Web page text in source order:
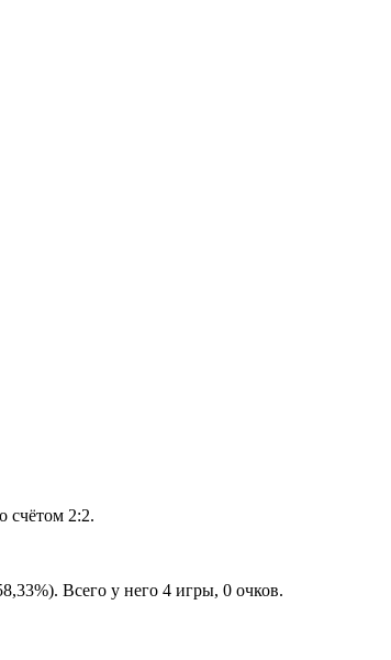
счётом 2:2.
Всего у него 4 игры, 0 очков.